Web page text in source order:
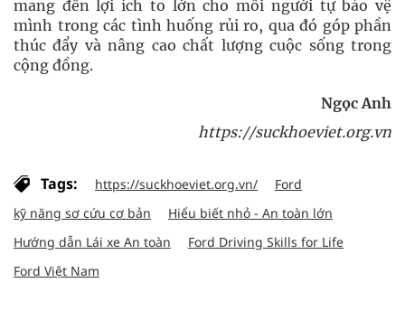
mang đến lợi ích to lớn cho mỗi người tự bảo vệ
mình trong các tình huống rủi ro, qua đó góp phần
thúc đẩy và nâng cao chất lượng cuộc sống trong
cộng đồng.
Ngọc Anh
https://suckhoeviet.org.vn
Tags: https://suckhoeviet.org.vn/
Ford
kỹ năng sơ cứu cơ bản
Hiểu biết nhỏ - An toàn lớn
Hướng dẫn Lái xe An toàn
Ford Driving Skills for Life
Ford Việt Nam